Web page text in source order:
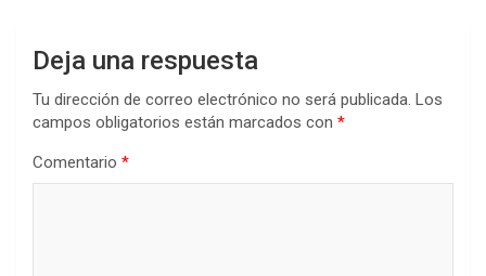
Deja una respuesta
Tu dirección de correo electrónico no será publicada. Los
campos obligatorios están marcados con *
Comentario *